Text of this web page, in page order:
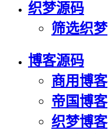
织梦源码
筛选织梦
博客源码
商用博客
帝国博客
织梦博客